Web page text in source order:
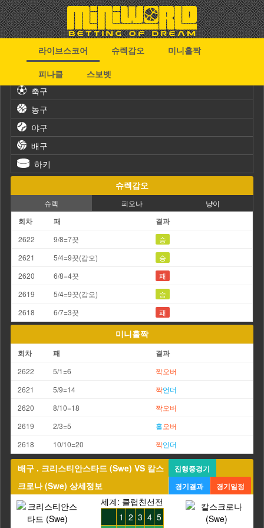
라이브스코어 슈렉갑오
미니홀짝
피나클
스보벳
축구
농구
야구
배구
하키
슈렉갑오
슈렉 피오나 냥이
회차 패 결과
2622 9/8=7끗
승
2621
5/4=9끗(갑오)
승
2620
6/8=4끗
패
2619
5/4=9끗(갑오)
승
2618
6/7=3끗 패
미니홀짝
회차 패 결과
2622 5/1=6 짝오버
2621
5/9=14 짝언더
2620
8/10=18 짝오버
2619
2/3=5 홀오버
2618
10/10=20 짝언더
배구 . 크리스티안스타드 (Swe) VS 칼스
크로나 (Swe) 상세정보
진행중경기
경기결과
경기일정
세계: 클럽친선전
1 2 3 4 5